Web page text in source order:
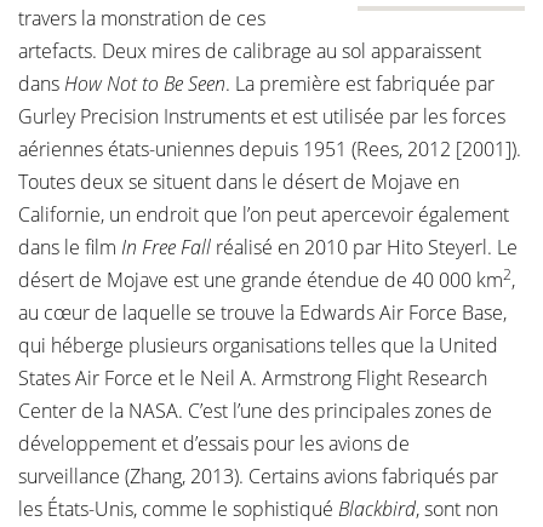
travers la monstration de ces
artefacts. Deux mires de calibrage au sol apparaissent
dansHow Not to Be Seen. La première est fabriquée par
Gurley Precision Instruments et est utilisée par les forces
aériennes états-uniennes depuis 1951 (Rees, 2012 [2001]).
Toutes deux se situent dans le désert de Mojave en
Californie, un endroit que l’on peut apercevoir également
dans le film In Free Fall réalisé en 2010 par Hito Steyerl. Le
désert de Mojave est une grande étendue de 40 000 km2,
au cœur de laquelle se trouve la Edwards Air Force Base,
qui héberge plusieurs organisations telles que la United
States Air Force et le Neil A. Armstrong Flight Research
Center de la NASA. C’est l’une des principales zones de
développement et d’essais pour les avions de
surveillance (Zhang, 2013). Certains avions fabriqués par
les États-Unis, comme le sophistiqué Blackbird, sont non